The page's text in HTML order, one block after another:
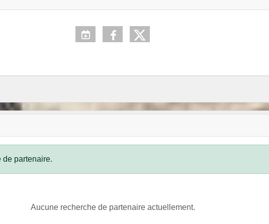
de partenaire.
Aucune recherche de partenaire actuellement.